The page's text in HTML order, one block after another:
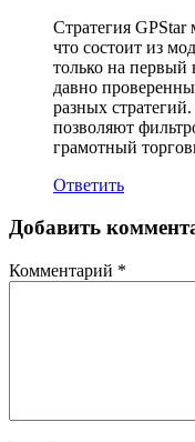
Стратегия
что состоит из
только на первый
давно
разных
позволяют
грамотный
Ответить
Добавить
Комментарий *